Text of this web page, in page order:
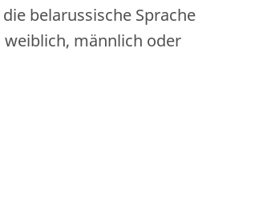
belarussische Sprache
männlich oder